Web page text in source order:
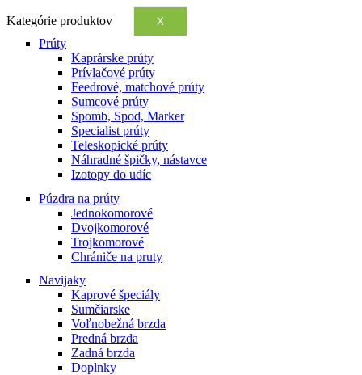
Kategórie produktov X
Prúty
Kaprárske prúty
Prívlačové prúty
Feedrové, matchové prúty
Sumcové prúty
Spomb, Spod, Marker
Specialist prúty
Teleskopické prúty
Náhradné špičky, nástavce
Izotopy do udíc
Púzdra na prúty
Jednokomorové
Dvojkomorové
Trojkomorové
Chrániče na pruty
Navijaky
Kaprové špeciály
Sumčiarske
Voľnobežná brzda
Predná brzda
Zadná brzda
Doplnky